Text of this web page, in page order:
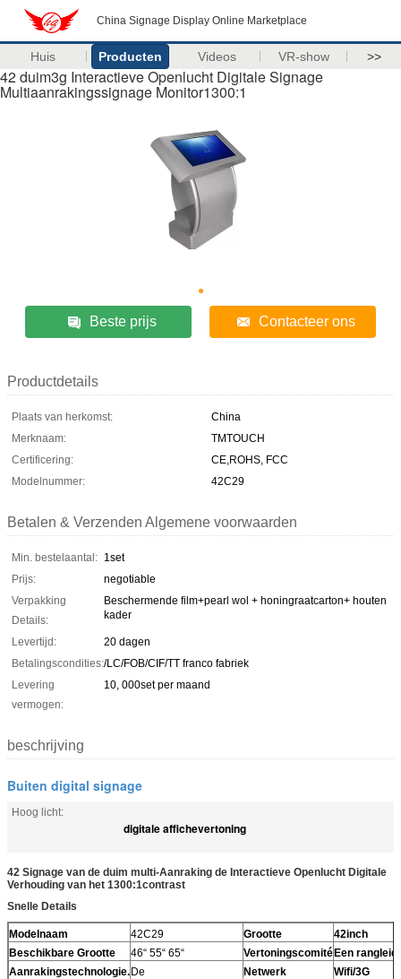
China Signage Display Online Marketplace
Huis Producten Videos VR-show >>
42 duim3g Interactieve Openlucht Digitale Signage
Multiaanrakingssignage Monitor1300:1
Beste prijs Contacteer ons
Productdetails
Plaats van herkomst:
China
Merknaam:
TMTOUCH
Certificering:
CE,ROHS, FCC
Modelnummer:
42C29
Betalen & Verzenden Algemene voorwaarden
Min. bestelaantal: 1set
Prijs:
negotiable
Verpakking
Details:
Beschermende film+pearl wol + honingraatcarton+ houten
kader
Levertijd:
20 dagen
Betalingscondities:/LC/FOB/CIF/TT franco fabriek
Levering
vermogen:
10, 000set per maand
beschrijving
Buiten digital signage
Hoog licht:
digitale affichevertoning
42 Signage van de duim multi-Aanraking de Interactieve Openlucht Digitale
Verhouding van het 1300:1contrast
Snelle Details
Modelnaam 42C29 Grootte
42inch
Beschikbare Grootte
46“ 55“ 65“ Vertoningscomité Een
Aanrakingstechnologie. De
Netwerk Wifi/3G